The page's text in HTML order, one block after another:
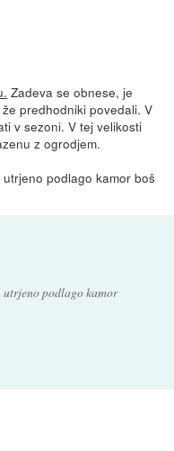
Zadeva se obnese, je
predhodniki povedali. V
v sezoni. V tej velikosti
z ogrodjem.
podlago kamor boš
utrjeno podlago kamor